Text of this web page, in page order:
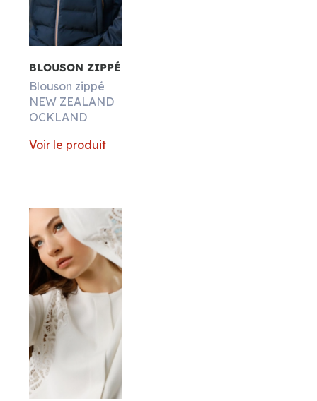
Matières
BLOUSON ZIPPÉ
Blouson zippé
NEW ZEALAND
OCKLAND
Voir le produit